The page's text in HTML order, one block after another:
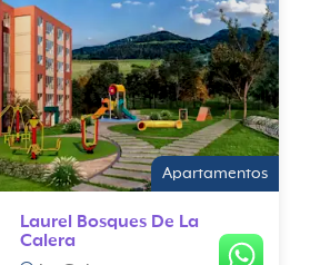
Apartamentos
Laurel Bosques De La
Calera